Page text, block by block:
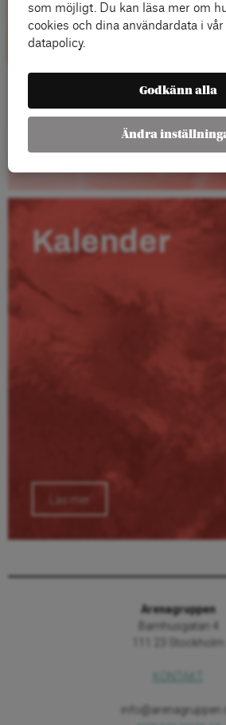
Läs mer
Kalender
Läs mer
Arenagruppen
Barnhusgatan 4
111 23 Stockholm
som möjligt. Du kan läsa mer om
cookies och dina användardata i
datapolicy.
Godkänn alla
Ändra